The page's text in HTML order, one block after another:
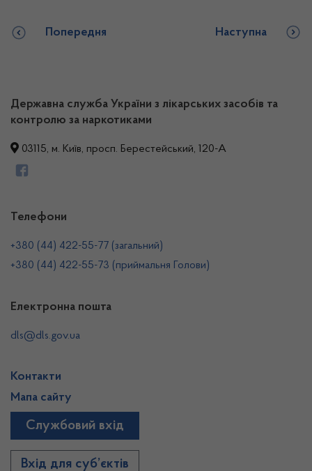
Попередня Наступна
Державна служба України з лікарських засобів та
контролю за наркотиками
03115, м. Київ, просп. Берестейський, 120-А
Телефони
+380 (44) 422-55-77 (загальний)
+380 (44) 422-55-73 (приймальня Голови)
Електронна пошта
dls@dls.gov.ua
Контакти
Мапа сайту
Службовий вхід
Вхід для суб’єктів